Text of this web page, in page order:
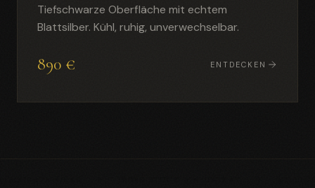
Tiefschwarze Oberfläche mit echtem
Blattsilber. Kühl, ruhig, unverwechselbar.
890 € ENTDECKEN